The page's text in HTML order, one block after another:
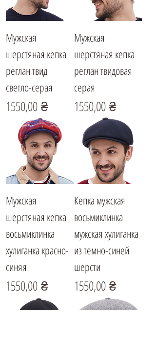
Мужская
шерстяная кепка
реглан твид
светло-серая
Цена
1550,00 ₴
Мужская
шерстяная кепка
реглан твидовая
серая
Цена
1550,00 ₴
Мужская
шерстяная кепка
восьмиклинка
хулиганка красно-
синяя
Цена
1550,00 ₴
Кепка мужская
восьмиклинка
мужская хулиганка
из темно-синей
шерсти
Цена
1550,00 ₴